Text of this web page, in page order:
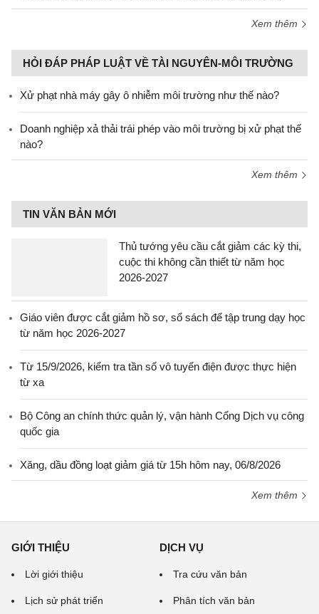
Xem thêm
HỎI ĐÁP PHÁP LUẬT VỀ TÀI NGUYÊN-MÔI TRƯỜNG
Xử phạt nhà máy gây ô nhiễm môi trường như thế nào?
Doanh nghiệp xả thải trái phép vào môi trường bị xử phạt thế
nào?
Xem thêm
TIN VĂN BẢN MỚI
Thủ tướng yêu cầu cắt giảm các kỳ thi,
cuộc thi không cần thiết từ năm học
2026-2027
Giáo viên được cắt giảm hồ sơ, sổ sách để tập trung dạy học
từ năm học 2026-2027
Từ 15/9/2026, kiểm tra tần số vô tuyến điện được thực hiện
từ xa
Bộ Công an chính thức quản lý, vận hành Cổng Dịch vụ công
quốc gia
Xăng, dầu đồng loạt giảm giá từ 15h hôm nay, 06/8/2026
Xem thêm
GIỚI THIỆU
Lời giới thiệu
Lịch sử phát triển
DỊCH VỤ
Tra cứu văn bản
Phân tích văn bản